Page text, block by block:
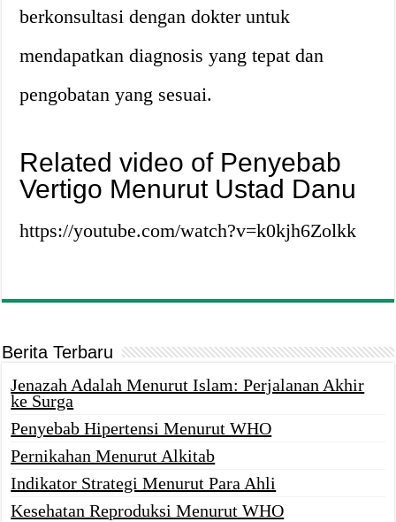
berkonsultasi dengan dokter untuk
mendapatkan diagnosis yang tepat dan
pengobatan yang sesuai.
Related video of Penyebab
Vertigo Menurut Ustad Danu
https://youtube.com/watch?v=k0kjh6Zolkk
Berita Terbaru
Jenazah Adalah Menurut Islam: Perjalanan Akhir
ke Surga
Penyebab Hipertensi Menurut WHO
Pernikahan Menurut Alkitab
Indikator Strategi Menurut Para Ahli
Kesehatan Reproduksi Menurut WHO